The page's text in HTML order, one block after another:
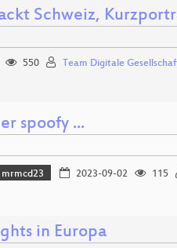
Schweiz,
550 Team Digitale
spoofy ...
mrmcd23 2023-09-02 115
in Europa